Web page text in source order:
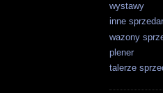
wystawy
inne
wazony
plener
talerze